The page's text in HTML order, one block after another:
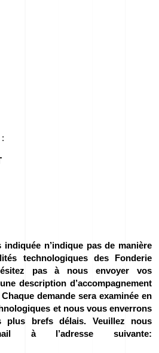
indiquée n’indique pas de manière
technologiques des Fonderie
pas à nous envoyer vos
description d’accompagnement
demande sera examinée en
et nous vous enverrons
plus brefs délais. Veuillez nous
à l’adresse suivante: